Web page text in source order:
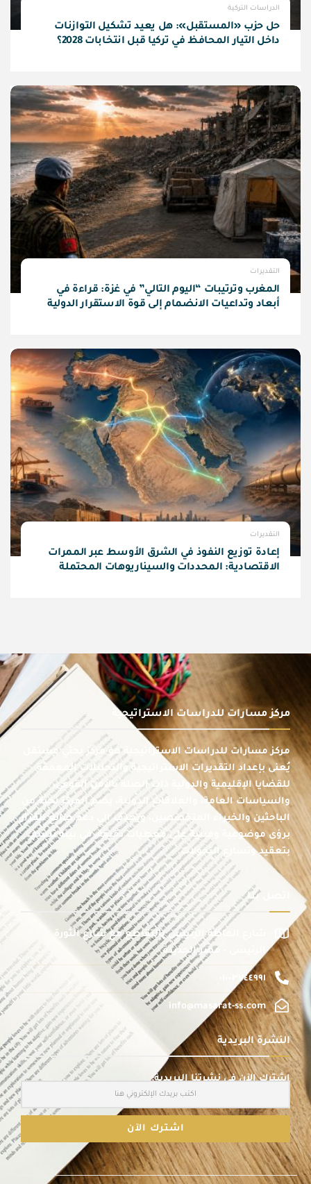
الدراسات التركية
حل حزب «المستقبل»: هل يعيد تشكيل التوازنات
داخل التيار المحافظ في تركيا قبل انتخابات 2028؟
التقديرات
المغرب وترتيبات “اليوم التالي” في غزة: قراءة في
أبعاد وتداعيات الانضمام إلى قوة الاستقرار الدولية
التقديرات
إعادة توزيع النفوذ في الشرق الأوسط عبر الممرات
الاقتصادية: المحددات والسيناريوهات المحتملة
مركز مسارات للدراسات الاستراتيجية
مركز مسارات للدراسات الاستراتيجية هو مركز بحثي مستقل
يُعنى بإعداد التقديرات الاستراتيجية والتحليلات المعمقة
للقضايا الإقليمية والدولية ذات الصلة بالأمن القومي،
والسياسات العامة، والعلاقات الدولية، يضم المركز نخبة من
الباحثين والخبراء المتخصصين، ويهدف إلى دعم صانع القرار
برؤى موضوعية ومبنية على معطيات دقيقة، في بيئة تتسم
بتعقيد وتسارع التحولات.
اتصل بنا
شارع الماظة الرئيسى بالتقاطع مع شارع الثورة
الرئيسى - مصر الجديدة
٠١٠٠٣٧٤٤٩٩١
info@masarat-ss.com
النشرة البريدية
اشترك الآن في نشرتنا البريدية: